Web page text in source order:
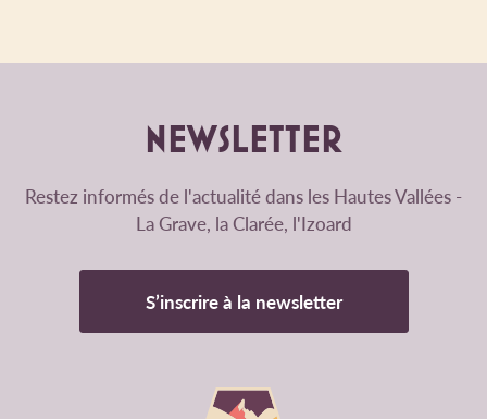
NEWSLETTER
Restez informés de l'actualité dans les Hautes Vallées -
La Grave, la Clarée, l'Izoard
S’inscrire à la newsletter